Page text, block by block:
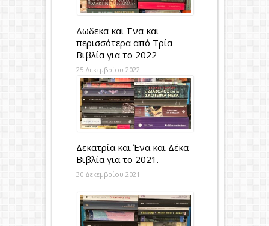
Δωδεκα και Ένα και
περισσότερα από Τρία
Βιβλία για το 2022
25 Δεκεμβρίου 2022
Δεκατρία και Ένα και Δέκα
Βιβλία για το 2021.
30 Δεκεμβρίου 2021